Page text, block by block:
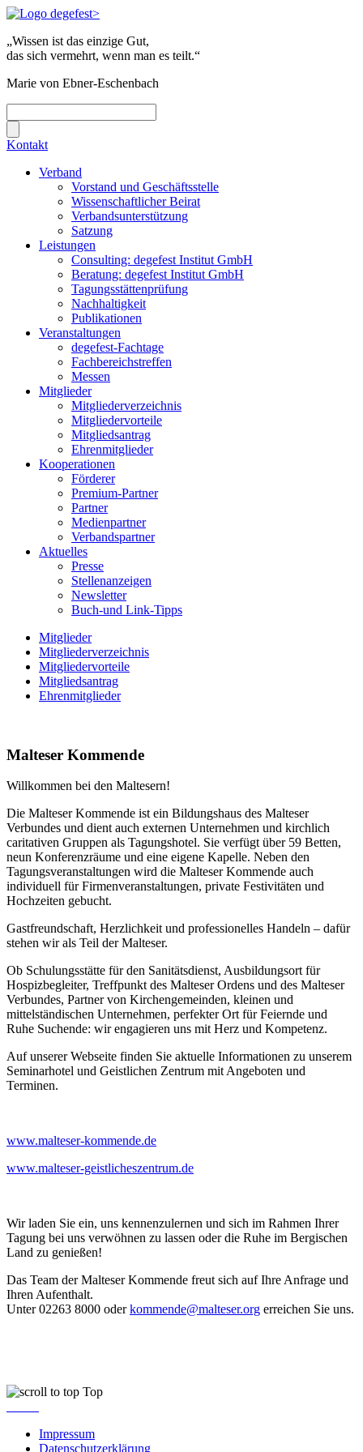
„Wissen ist das einzige Gut,
das sich vermehrt, wenn man es teilt.“
Marie von Ebner-Eschenbach
Kontakt
Verband
Vorstand und Geschäftsstelle
Wissenschaftlicher Beirat
Verbandsunterstützung
Satzung
Leistungen
Consulting: degefest Institut GmbH
Beratung: degefest Institut GmbH
Tagungsstättenprüfung
Nachhaltigkeit
Publikationen
Veranstaltungen
degefest-Fachtage
Fachbereichstreffen
Messen
Mitglieder
Mitgliederverzeichnis
Mitgliedervorteile
Mitgliedsantrag
Ehrenmitglieder
Kooperationen
Förderer
Premium-Partner
Partner
Medienpartner
Verbandspartner
Aktuelles
Presse
Stellenanzeigen
Newsletter
Buch-und Link-Tipps
Mitglieder
Mitgliederverzeichnis
Mitgliedervorteile
Mitgliedsantrag
Ehrenmitglieder
Malteser Kommende
Willkommen bei den Maltesern!
Die Malteser Kommende ist ein Bildungshaus des Malteser
Verbundes und dient auch externen Unternehmen und kirchlich
caritativen Gruppen als Tagungshotel. Sie verfügt über 59 Betten,
neun Konferenzräume und eine eigene Kapelle. Neben den
Tagungsveranstaltungen wird die Malteser Kommende auch
individuell für Firmenveranstaltungen, private Festivitäten und
Hochzeiten gebucht.
Gastfreundschaft, Herzlichkeit und professionelles Handeln – dafür
stehen wir als Teil der Malteser.
Ob Schulungsstätte für den Sanitätsdienst, Ausbildungsort für
Hospizbegleiter, Treffpunkt des Malteser Ordens und des Malteser
Verbundes, Partner von Kirchengemeinden, kleinen und
mittelständischen Unternehmen, perfekter Ort für Feiernde und
Ruhe Suchende: wir engagieren uns mit Herz und Kompetenz.
Auf unserer Webseite finden Sie aktuelle Informationen zu unserem
Seminarhotel und Geistlichen Zentrum mit Angeboten und
Terminen.
www.malteser-kommende.de
www.malteser-geistlicheszentrum.de
Wir laden Sie ein, uns kennenzulernen und sich im Rahmen Ihrer
Tagung bei uns verwöhnen zu lassen oder die Ruhe im Bergischen
Land zu genießen!
Das Team der Malteser Kommende freut sich auf Ihre Anfrage und
Ihren Aufenthalt.
Unter 02263 8000 oderkommende@malteser.org erreichen Sie uns.
Top
Impressum
Datenschutzerklärung